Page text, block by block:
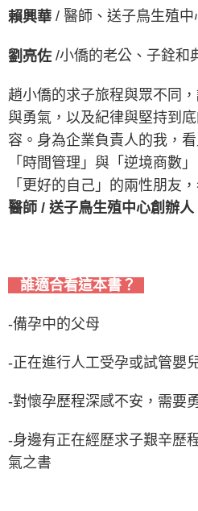
賴興華 / 醫師、送子鳥生殖中
劉亮佐 /小僑的老公、子銓和
趙小僑的求子旅程與眾不同
與勇氣，以及紀律與堅持到
容。 身為企業負責人的我，
「時間管理」與「逆境商數
「更好的自己」的兩性朋
醫師 / 送子鳥生殖中心創辦人
誰適合看這本書？
-備孕中的父母
-正在進行人工受孕或試管嬰
-對懷孕歷程深感不安，需要
-身邊有正在經歷求子艱辛歷
氣之書